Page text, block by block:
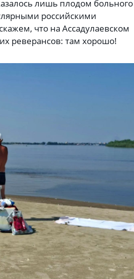
лишь плодом больного
российскими
что на Ассадулаевском
реверансов: там хорошо!